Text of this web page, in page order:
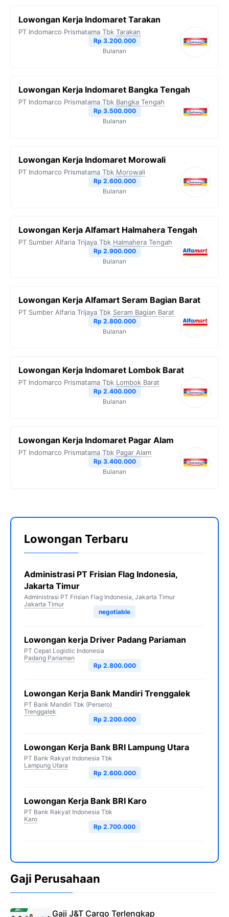
Lowongan Kerja Indomaret Tarakan
PT Indomarco Prismatama Tbk Tarakan
Rp 3.200.000
Bulanan
Lowongan Kerja Indomaret Bangka Tengah
PT Indomarco Prismatama Tbk Bangka Tengah
Rp 3.500.000
Bulanan
Lowongan Kerja Indomaret Morowali
PT Indomarco Prismatama Tbk Morowali
Rp 2.600.000
Bulanan
Lowongan Kerja Alfamart Halmahera Tengah
PT Sumber Alfaria Trijaya Tbk Halmahera Tengah
Rp 2.900.000
Bulanan
Lowongan Kerja Alfamart Seram Bagian Barat
PT Sumber Alfaria Trijaya Tbk Seram Bagian Barat
Rp 2.800.000
Bulanan
Lowongan Kerja Indomaret Lombok Barat
PT Indomarco Prismatama Tbk Lombok Barat
Rp 2.400.000
Bulanan
Lowongan Kerja Indomaret Pagar Alam
PT Indomarco Prismatama Tbk Pagar Alam
Rp 3.400.000
Bulanan
Lowongan Terbaru
Administrasi PT Frisian Flag Indonesia,
Jakarta Timur
Administrasi PT Frisian Flag Indonesia, Jakarta Timur
Jakarta Timur
negotiable
Lowongan kerja Driver Padang Pariaman
PT Cepat Logistic Indonesia
Padang Pariaman
Rp 2.800.000
Lowongan Kerja Bank Mandiri Trenggalek
PT Bank Mandiri Tbk (Persero)
Trenggalek
Rp 2.200.000
Lowongan Kerja Bank BRI Lampung Utara
PT Bank Rakyat Indonesia Tbk
Lampung Utara
Rp 2.600.000
Lowongan Kerja Bank BRI Karo
PT Bank Rakyat Indonesia Tbk
Karo
Rp 2.700.000
Gaji Perusahaan
Gaji J&T Cargo Terlengkap